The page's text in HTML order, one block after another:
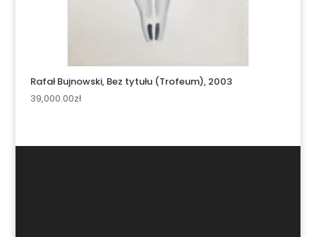
Rafał Bujnowski, Bez tytułu (Trofeum), 2003
39,000.00zł